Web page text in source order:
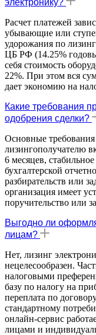
Расчет платежей
убывающие или
удорожания по
ЦБ РФ (14.25%
себя стоимость
22%. При этом вся
дает экономию на
Какие требования
одобрения сделки?
Основные
лизингополучателю
6 месяцев,
бухгалтерской
разбирательств или
организация имеет
поручительство или
Выгодно ли
лицам?
Нет, лизинг
нецелесообразен.
налоговыми
базу по налогу на
переплата по
стандартному
онлайн-сервис
лицами и